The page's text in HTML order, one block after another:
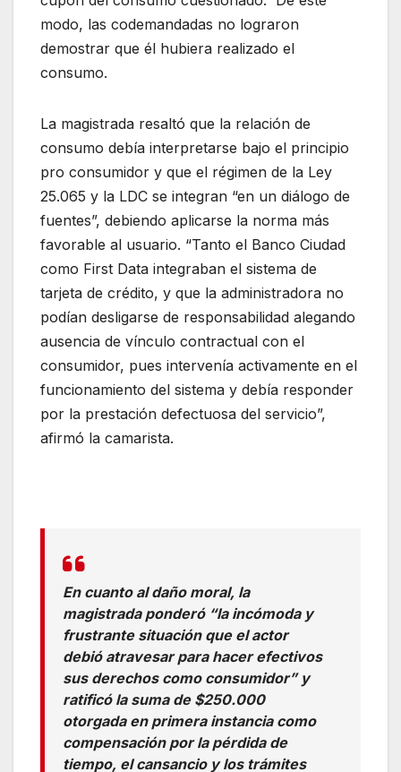
modo, las codemandadas no lograron
demostrar que él hubiera realizado el
consumo.
La magistrada resaltó que la relación de
consumo debía interpretarse bajo el principio
pro consumidor y que el régimen de la Ley
25.065 y la LDC se integran “en un diálogo de
fuentes”, debiendo aplicarse la norma más
favorable al usuario. “Tanto el Banco Ciudad
como First Data integraban el sistema de
tarjeta de crédito, y que la administradora no
podían desligarse de responsabilidad alegando
ausencia de vínculo contractual con el
consumidor, pues intervenía activamente en el
funcionamiento del sistema y debía responder
por la prestación defectuosa del servicio”,
afirmó la camarista.
En cuanto al daño moral, la
magistrada ponderó “la incómoda y
frustrante situación que el actor
debió atravesar para hacer efectivos
sus derechos como consumidor” y
ratificó la suma de $250.000
otorgada en primera instancia como
compensación por la pérdida de
tiempo, el cansancio y los trámites